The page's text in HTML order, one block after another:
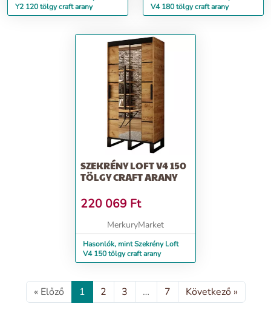
Y2 120 tölgy craft arany
V4 180 tölgy craft arany
SZEKRÉNY LOFT V4 150
TÖLGY CRAFT ARANY
220 069 Ft
MerkuryMarket
Hasonlók, mint Szekrény Loft
V4 150 tölgy craft arany
« Előző 1 2 3 … 7 Következő »